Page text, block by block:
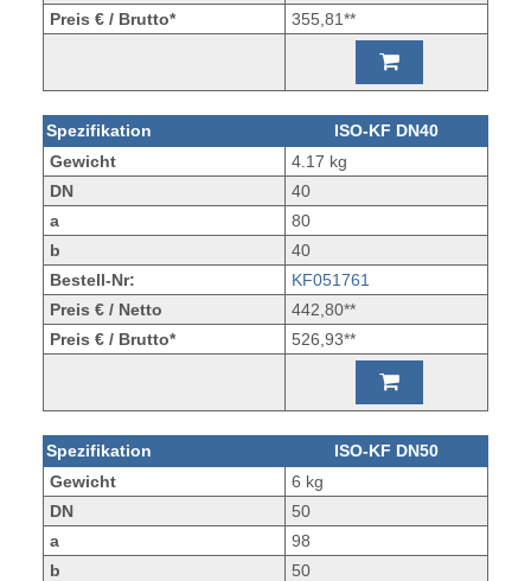
Preis € / Brutto*
355,81**
Spezifikation
ISO-KF DN40
Gewicht
4.17 kg
DN
40
a
80
b
40
Bestell-Nr:
KF051761
Preis € / Netto
442,80**
Preis € / Brutto*
526,93**
Spezifikation
ISO-KF DN50
Gewicht
6 kg
DN
50
a
98
b
50